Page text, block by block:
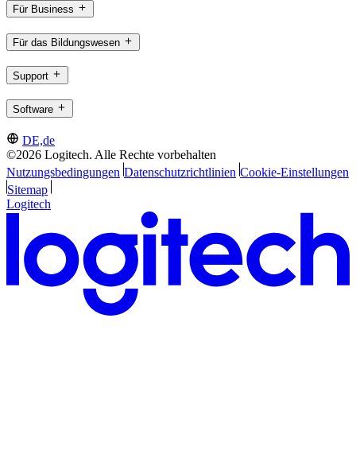
Für Business
Für das Bildungswesen
Support
Software
DE,de
©2026 Logitech. Alle Rechte vorbehalten
Nutzungsbedingungen Datenschutzrichtlinien Cookie-Einstellungen
Sitemap
Logitech